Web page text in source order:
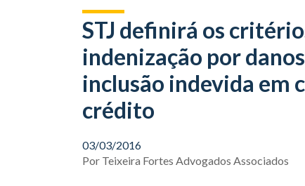
STJ definirá os
indenização por
inclusão indevida em
crédito
03/03/2016
Por Teixeira Fortes Advogados Associados